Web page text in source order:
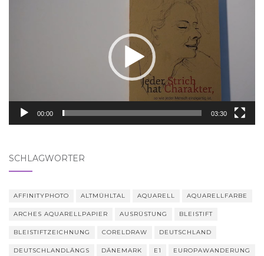
00:00 03:30
SCHLAGWÖRTER
AFFINITYPHOTO ALTMÜHLTAL AQUARELL AQUARELLFARBE
ARCHES AQUARELLPAPIER AUSRÜSTUNG BLEISTIFT
BLEISTIFTZEICHNUNG CORELDRAW DEUTSCHLAND
DEUTSCHLANDLÄNGS DÄNEMARK E1 EUROPAWANDERUNG